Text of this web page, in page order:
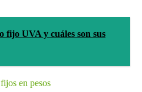
fijo UVA y cuáles son sus
en pesos